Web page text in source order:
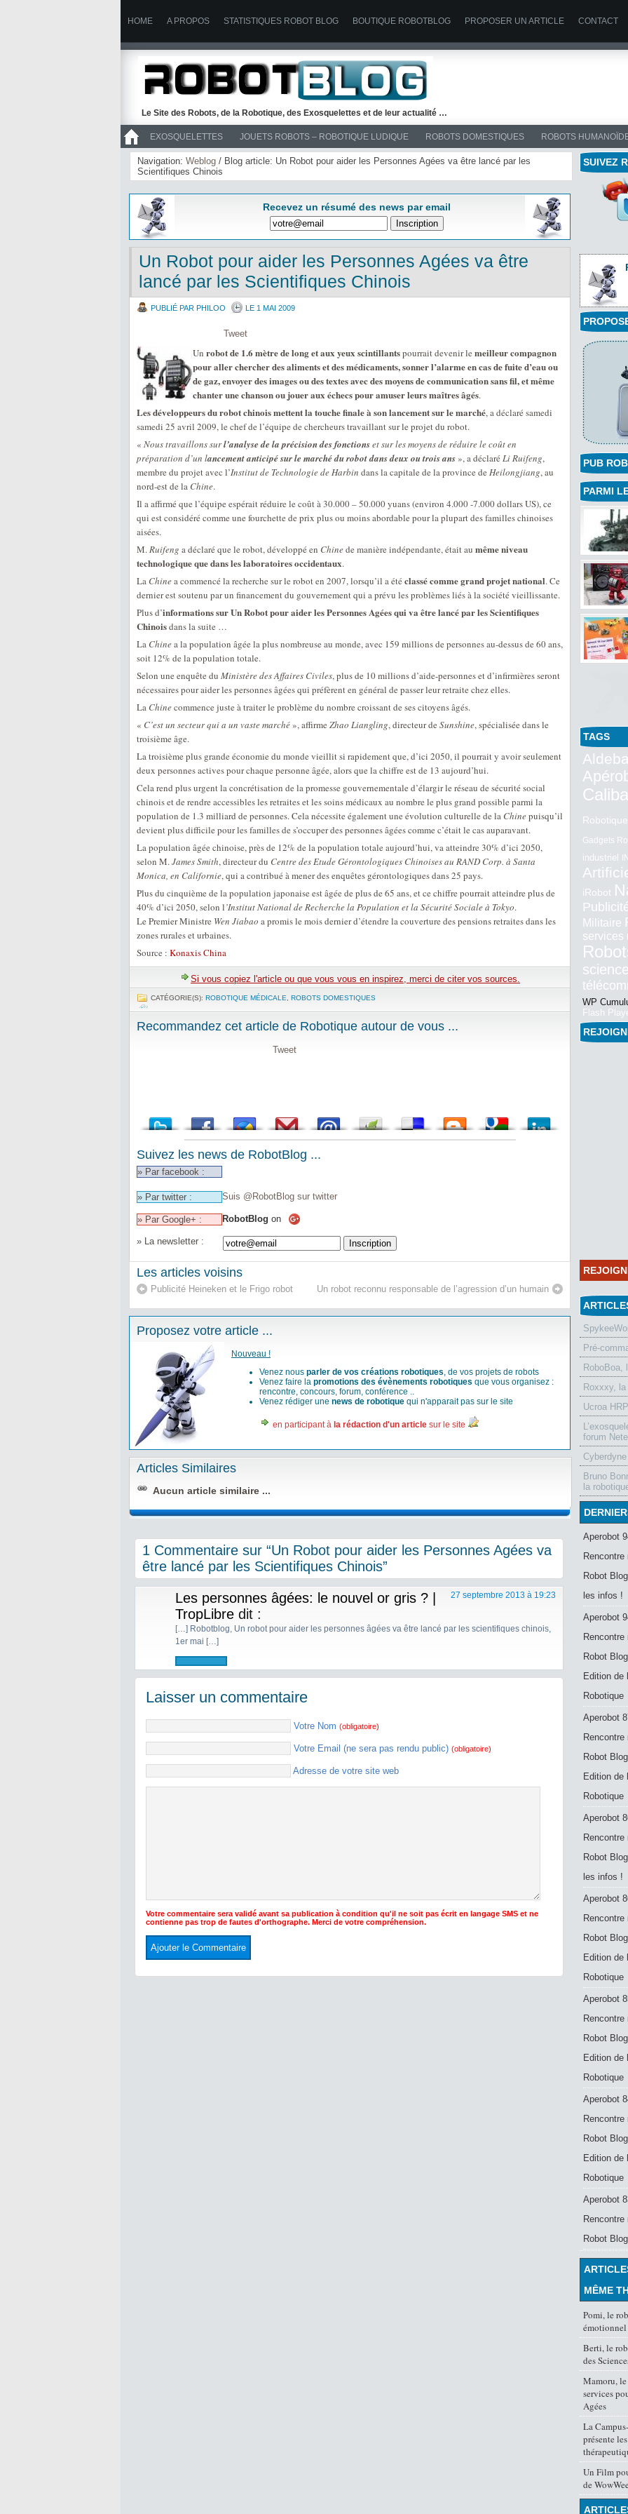
HOME A PROPOS STATISTIQUES ROBOT BLOG BOUTIQUE ROBOTBLOG PROPOSER UN ARTICLE CONTACT
Le Site des Robots, de la Robotique, des Exosquelettes et de leur actualité …
EXOSQUELETTES JOUETS ROBOTS – ROBOTIQUE LUDIQUE ROBOTS DOMESTIQUES ROBOTS
>> ROBOTS
Navigation: Weblog / Blog article: Un Robot pour aider les Personnes Agées va être lancé par les
Scientifiques Chinois
Recevez un résumé des news par email
Un Robot pour aider les Personnes Agées va être
lancé par les Scientifiques Chinois
PUBLIÉ PAR PHILOO LE 1 MAI 2009
Tweet
Un robot de 1.6 mètre de long et aux yeux scintillantspourrait devenir le meilleur compagnon
pour aller chercher des aliments et des médicaments, sonner l’alarme en cas de fuite d’eau ou
de gaz, envoyer des images ou des textes avec des moyens de communication sans fil, et même
chanter une chanson ou jouer aux échecs pour amuser leurs maîtres âgés.
Les développeurs du robot chinois mettent la touche finale à son lancement sur le marché, a déclaré samedi
samedi 25 avril 2009, le chef de l’équipe de chercheurs travaillant sur le projet du robot.
« Nous travaillons surl’analyse de la précision des fonctionset sur les moyens de réduire le coût en
préparation d’un lancement anticipé sur le marché du robot dans deux ou trois ans», a déclaré Li Ruifeng,
membre du projet avec l’Institut de Technologie de Harbin dans la capitale de la province de Heilongjiang, au
nord-est de la Chine.
Il a affirmé que l’équipe espérait réduire le coût à 30.000 – 50.000 yuans (environ 4.000 -7.000 dollars US), ce
qui est considéré comme une fourchette de prix plus ou moins abordable pour la plupart des familles chinoises
aisées.
M.Ruifeng a déclaré que le robot, développé en Chinede manière indépendante, était au même niveau
technologique que dans les laboratoires occidentaux.
La Chinea commencé la recherche sur le robot en 2007, lorsqu’il a été classé comme grand projet national. Ce
dernier est soutenu par un financement du gouvernement qui a prévu les problèmes liés à la société vieillissante.
Plus d’informations sur Un Robot pour aider les Personnes Agées qui va être lancé par les Scientifiques
Chinoisdans la suite …
La Chinea la population âgée la plus nombreuse au monde, avec 159 millions de personnes au-dessus de 60 ans,
soit 12% de la population totale.
Selon une enquête du Ministère des Affaires Civiles, plus de 10 millions d’aide-personnes et d’infirmières seront
nécessaires pour aider les personnes âgées qui préfèrent en général de passer leur retraite chez elles.
La Chinecommence juste à traiter le problème du nombre croissant de ses citoyens âgés.
« C’est un secteur qui a un vaste marché», affirme Zhao Liangling, directeur de Sunshine, spécialisée dans le
troisième âge.
La troisième plus grande économie du monde vieillit si rapidement que, d’ici 2050, il pourrait y avoir seulement
deux personnes actives pour chaque personne âgée, alors que la chiffre est de 13 aujourd’hui.
Cela rend plus urgent la concrétisation de la promesse gouvernementale d’élargir le réseau de sécurité social
chinois et de rendre accessibles les retraites et les soins médicaux au nombre le plus grand possible parmi la
population de 1.3 milliard de personnes. Cela nécessite également une évolution culturelle de la Chinepuisqu’il
devient plus difficile pour les familles de s’occuper des personnes âgées comme c’était le cas auparavant.
La population âgée chinoise, près de 12% de la population totale aujourd’hui, va atteindre 30% d’ici 2050,
selon M.James Smith, directeur du Centre des Etude Gérontologiques Chinoises au RAND Corp. à Santa
Monica, en Californie, qui a contribué à mener des enquêtes gérontologiques dans 25 pays.
Plus du cinquième de la population japonaise est âgée de plus de 65 ans, et ce chiffre pourrait atteindre plus de
40% d’ici 2050, selon l’Institut National de Recherche la Population et la Sécurité Sociale à Tokyo.
Le Premier Ministre Wen Jiabao a promis le mois dernier d’étendre la couverture des pensions retraites dans les
zones rurales et urbaines.
Source : Konaxis China
Si vous copiez l'article ou que vous vous en inspirez, merci de citer vos sources.
CATÉGORIE(S): ROBOTIQUE MÉDICALE ROBOTS DOMESTIQUES
Recommandez cet article de Robotique autour de vous ...
Tweet
Suivez les news de RobotBlog ...
» Par facebook :
» Par twitter : Suis @RobotBlog sur twitter
» Par Google+ : RobotBlog on
» La newsletter :
Les articles voisins
Publicité Heineken et le Frigo robot Un robot reconnu responsable de l’agression d’un humain
Proposez votre article ...
Nouveau !
Venez nous parler de vos créations robotiques, de vos projets de robots
Venez faire la promotions des évènements robotiques que vous organisez :
rencontre, concours, forum, conférence ..
Venez rédiger une news de robotique qui n'apparait pas sur le site
en participant à la rédaction d'un article sur le site
Articles Similaires
Aucun article similaire ...
1 Commentaire sur “Un Robot pour aider les Personnes Agées va
être lancé par les Scientifiques Chinois”
Les personnes âgées: le nouvel or gris ? |
TropLibre dit :
27 septembre 2013 à 19:23
[…] Robotblog, Un robot pour aider les personnes âgées va être lancé par les scientifiques chinois,
1er mai […]
Laisser un commentaire
Votre Nom (obligatoire)
Votre Email (ne sera pas rendu public) (obligatoire)
Adresse de votre site web
Votre commentaire sera validé avant sa publication à condition qu'il ne soit pas écrit en langage SMS et ne
contienne pas trop de fautes d'orthographe. Merci de votre compréhension.
SUIVEZ
PUB
PARMI
TAGS
Robotique
Gadgets
industriel
iRobot
Militaire
services
WP
Flash
Pré-
RoboBoa,
Roxxxy,
Ucroa
forum
Bruno
la
Aperobot
Rencontre
Robot Blog
les infos !
Aperobot
Rencontre
Robot Blog
Edition de
Robotique
Aperobot
Rencontre
Robot Blog
Edition de
Robotique
Aperobot
Rencontre
Robot Blog
les infos !
Aperobot
Rencontre
Robot Blog
Edition de
Robotique
Aperobot
Rencontre
Robot Blog
Edition de
Robotique
Aperobot
Rencontre
Robot Blog
Edition de
Robotique
Aperobot
Rencontre
Robot Blog
MÊME
Pomi, le
émotionnel
Berti, le
des
Mamoru,
services
Agées
La
présente
Un Film
de WowWee